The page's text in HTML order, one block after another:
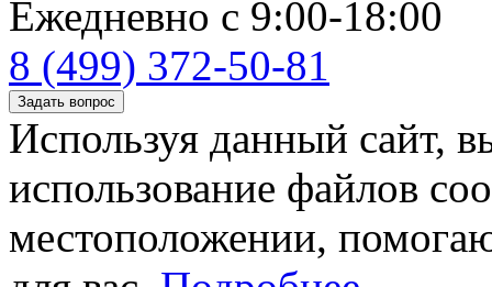
Ежедневно с 9:00-18:00
8 (499) 372-50-81
Задать вопрос
Используя данный сайт,
использование файлов
местоположении,